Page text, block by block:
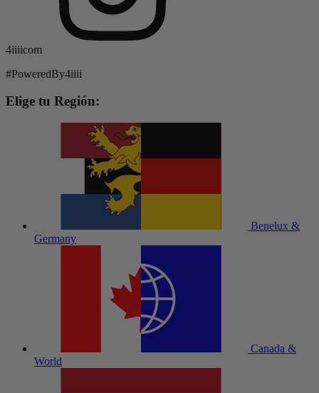
4iiiicom
#PoweredBy4iiii
Elige tu Región:
Benelux &
Germany
Canada &
World